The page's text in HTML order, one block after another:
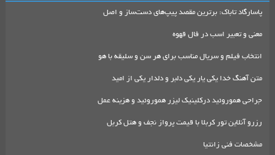
پاسارگاد تاباک: برترین مقصد پیپ‌های دست‌ساز و اصل
معنی و تعبیر اسب در فال قهوه
انتخاب فیلم و سریال مناسب برای هر سن و سلیقه با هو
متن آهنگ خدا یکی یار یکی دلبر و دلدار یکی از امید
جراحی هموروئید درکلینیک لیزر هموروئید و هزینه عمل
رزرو آنلاین تور کربلا با قیمت پرواز نجف و هتل کربل
مشخصات فنی زانتیا